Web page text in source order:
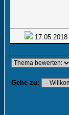
17.05.2018
Gehe zu: